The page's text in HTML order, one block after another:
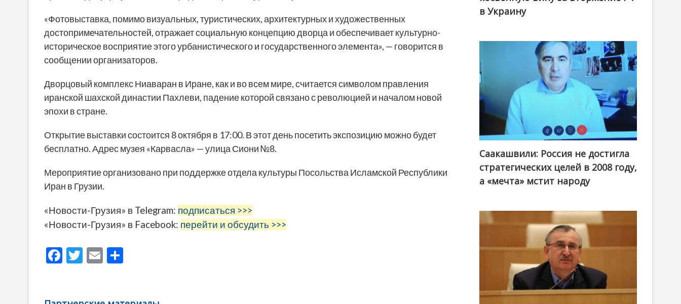
«Фотовыставка, помимо визуальных, туристических, архитектурных и художественных
достопримечательностей, отражает социальную концепцию дворца и обеспечивает культурно-
историческое восприятие этого урбанистического и государственного элемента», — говорится в
сообщении организаторов.
Дворцовый комплекс Ниаваран в Иране, как и во всем мире, считается символом правления
иранской шахской династии Пахлеви, падение которой связано с революцией и началом новой
эпохи в стране.
Открытие выставки состоится 8 октября в 17:00. В этот день посетить экспозицию можно будет
бесплатно. Адрес музея «Карвасла» — улица Сиони №8.
Мероприятие организовано при поддержке отдела культуры Посольства Исламской Республики
Иран в Грузии.
«Новости-Грузия» в Telegram: подписаться >>>
«Новости-Грузия» в Facebook: перейти и обсудить >>>
F
T
E
в Украину
Саакашвили: Россия не достигла
стратегических целей в 2008 году,
а «мечта» мстит народу